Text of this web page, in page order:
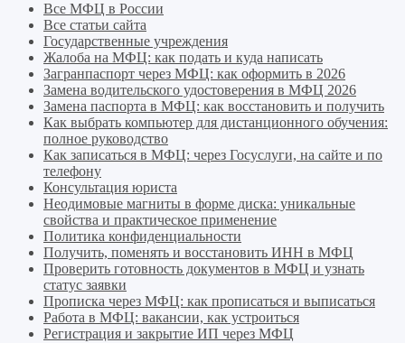
Все МФЦ в России
Все статьи сайта
Государственные учреждения
Жалоба на МФЦ: как подать и куда написать
Загранпаспорт через МФЦ: как оформить в 2026
Замена водительского удостоверения в МФЦ 2026
Замена паспорта в МФЦ: как восстановить и получить
Как выбрать компьютер для дистанционного обучения:
полное руководство
Как записаться в МФЦ: через Госуслуги, на сайте и по
телефону
Консультация юриста
Неодимовые магниты в форме диска: уникальные
свойства и практическое применение
Политика конфиденциальности
Получить, поменять и восстановить ИНН в МФЦ
Проверить готовность документов в МФЦ и узнать
статус заявки
Прописка через МФЦ: как прописаться и выписаться
Работа в МФЦ: вакансии, как устроиться
Регистрация и закрытие ИП через МФЦ